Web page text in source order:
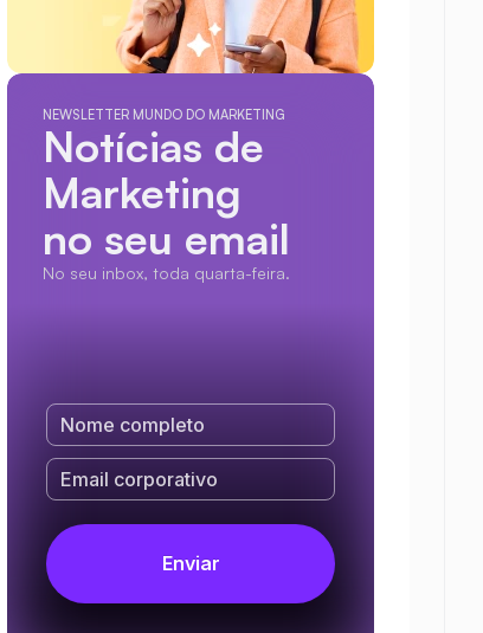
NEWSLETTER MUNDO DO MARKETING
Notícias de
Marketing
no seu email
No seu inbox, toda quarta-feira.